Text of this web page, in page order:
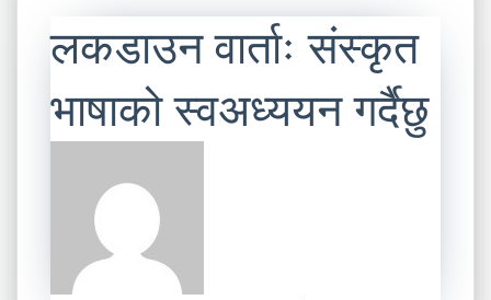
लकडाउन वार्ताः संस्कृत
भाषाको स्वअध्ययन गर्दैछु